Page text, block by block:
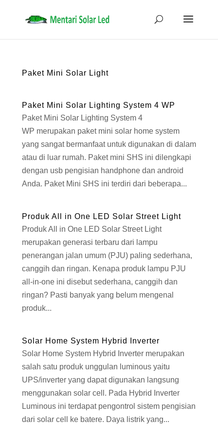
Paket Mini Solar Light
Paket Mini Solar Lighting System 4 WP
Paket Mini Solar Lighting System 4
WP merupakan paket mini solar home system
yang sangat bermanfaat untuk digunakan di dalam
atau di luar rumah. Paket mini SHS ini dilengkapi
dengan usb pengisian handphone dan android
Anda. Paket Mini SHS ini terdiri dari beberapa...
Produk All in One LED Solar Street Light
Produk All in One LED Solar Street Light
merupakan generasi terbaru dari lampu
penerangan jalan umum (PJU) paling sederhana,
canggih dan ringan. Kenapa produk lampu PJU
all-in-one ini disebut sederhana, canggih dan
ringan? Pasti banyak yang belum mengenal
produk...
Solar Home System Hybrid Inverter
Solar Home System Hybrid Inverter merupakan
salah satu produk unggulan luminous yaitu
UPS/inverter yang dapat digunakan langsung
menggunakan solar cell. Pada Hybrid Inverter
Luminous ini terdapat pengontrol sistem pengisian
dari solar cell ke batere. Daya listrik yang...